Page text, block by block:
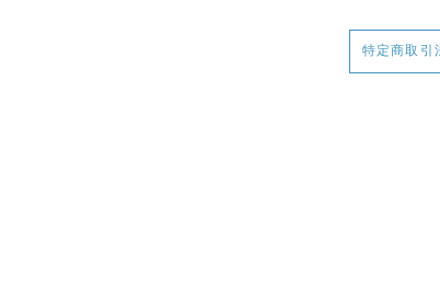
特定商取引